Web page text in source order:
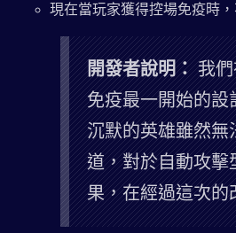
現在當玩家獲得控場免疫時
開發者說明：我們
免疫最一開始的設
沉默的英雄雖然無
道，對於自動攻擊
果，在經過這次的